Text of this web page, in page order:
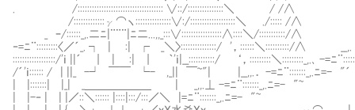
. /:::::::::::::::::::::::::::::::::::: ∨::/:::::::::::::::
/:::::::::::::γ⌒ヽ:::::::::::::::∨:/:::::::::::::::::::＼ ./
_ ｰ/::::::_,.二ﾆ|¨¨¨|ﾆ二...,,_:::∨:::::::::::::::::∧::::＼/:::::::::::/
‐=ﾆ¨:::::::::〈／´_. ┐ | :| ┌ _＼〉:::::::::::::::/ '，
::::::::::::::::::/'ｉ ||´ ｜ | :| ｜ ｀'ｉ|__:::::::::::/ ‘，
/´'ｉ:::::: / | ||_ -┘ ￣￣ └- ,_|| ￣~"| |__,,.． -=ﾆ
| |:::::::| |_| _＿＿＿＿＿＿ | _,,.⊥ -=ﾆ
| |-‐ | | |／::＼:::::: |::::|:::/:::／＼ |=ﾆ